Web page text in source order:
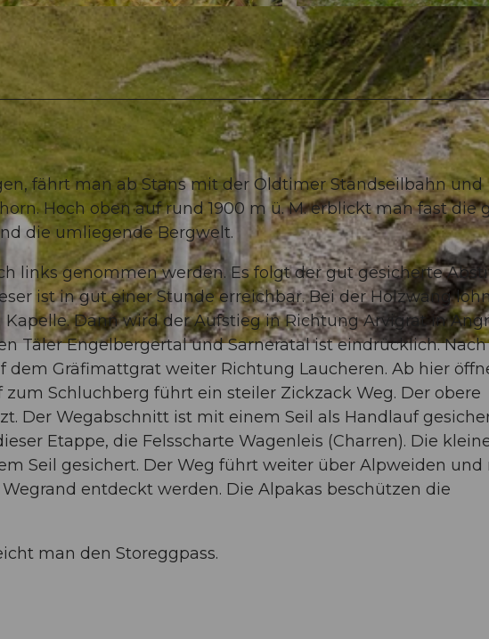
© Nidwalden Tourismus
fährt man ab Stans mit der Oldtimer Standseilbahn und
Hoch oben auf rund 1900 m ü. M. erblickt man fast die
die umliegende Bergwelt.
links genommen werden. Es folgt der gut gesicherte
ist in gut einer Stunde erreichbar. Bei der Holzwang
Dann wird der Aufstieg in Richtung Arvigrat in
Täler Engelbergertal und Sarneratal ist eindrücklich. Nach
dem Gräfimattgrat weiter Richtung Laucheren. Ab hier
Schluchberg führt ein steiler Zickzack Weg. Der obere
Der Wegabschnitt ist mit einem Seil als Handlauf
Etappe, die Felsscharte Wagenleis (Charren). Die
Seil gesichert. Der Weg führt weiter über Alpweiden und
entdeckt werden. Die Alpakas beschützen die
man den Storeggpass.